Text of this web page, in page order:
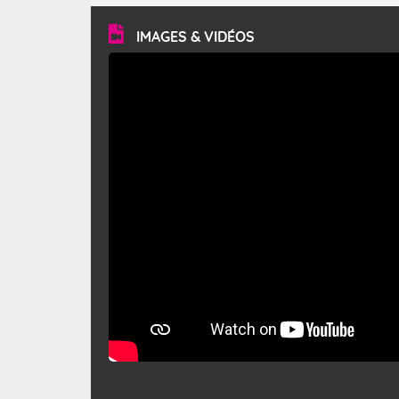
vitesse moyenne de 50 km/h et atteindre 80 à 100 km/h
en rafales, parfois davantage. Il parcourt la basse vallée
du Rhône et la Provence et envahit le littoral
méditerranéen à partir de la Camargue.
IMAGES & VIDÉOS